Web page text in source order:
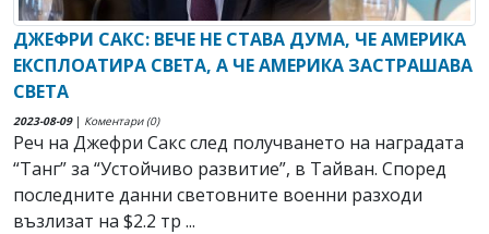
ДЖЕФРИ САКС: ВЕЧЕ НЕ СТАВА ДУМА, ЧЕ АМЕРИКА
ЕКСПЛОАТИРА СВЕТА, А ЧЕ АМЕРИКА ЗАСТРАШАВА
СВЕТА
2023-08-09| Коментари (0)
Реч на Джефри Сакс след получването на наградата
“Танг” за “Устойчиво развитие”, в Тайван. Според
последните данни световните военни разходи
възлизат на $2.2 тр ...